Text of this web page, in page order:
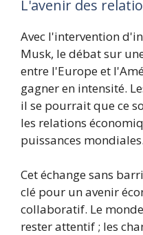
L'avenir des
Avec l'intervention
Musk, le débat sur
entre l'Europe et
gagner en intensité.
il se pourrait que ce
les relations
puissances mondiales.
Cet échange sans
clé pour un avenir
collaboratif. Le
rester attentif ; les